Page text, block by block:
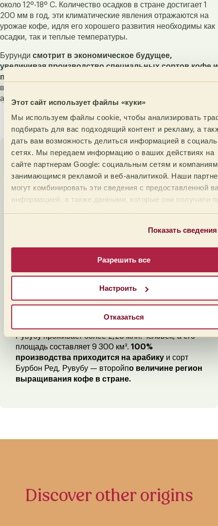
Этот сайт использует файлы «куки»
Мы используем файлы cookie, чтобы анализировать
подбирать для вас подходящий контент и рекламу, а
дать вам возможность делиться информацией в
сетях. Мы передаем информацию о ваших действиях на
сайте партнерам Google: социальным сетям и
занимающимся рекламой и веб-аналитикой. Наши
могут комбинировать эти сведения с предоставленной
информацией, а также данными, которые они получили
Показать сведения
Разрешить все
Настроить
Отказаться
около 12º-18º C. Количество осадков в стране достигает 1
200 мм в год, эти климатические явления отражаются на
урожае кофе, идля его хорошего развития необходимы как
осадки, так и теплые температуры.
Бурунди смотрит в экономическое будущее,
увеличивая производство специальных сортов кофе и
повышая свою производительность.
время 98% производимого в Бурунди кофе составляет
арабика и 2% робуста.
Regions
Ruvubu
Регион выращивания кофеРувубу состоит из 5
Рувубу проживает более 2,25 млн. человек, а его
площадь составляет 9 300 км². 100%
производства приходится на арабику и сорт
Бурбон Ред, Рувубу — второйпо величине регион
выращивания кофе в стране.
Discover other origins